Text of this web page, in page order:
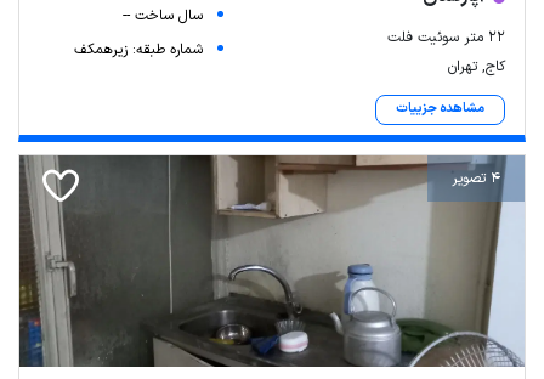
۲۲ متر سوئیت فلت
کاج, تهران
مشاهده جزییات
سال ساخت --
شماره طبقه: زیرهمکف
4 تصویر